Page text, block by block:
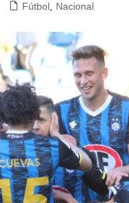
Fútbol, Nacional